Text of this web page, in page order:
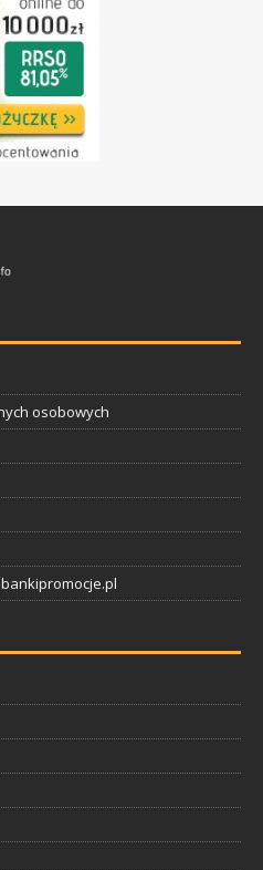
osobowych